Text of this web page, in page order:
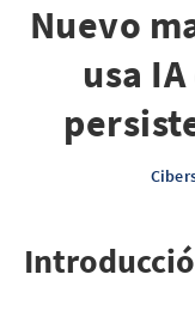
Nuevo
usa